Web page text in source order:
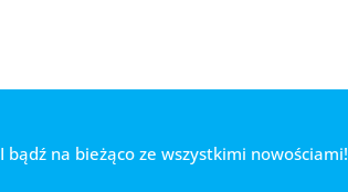
I bądź na bieżąco ze wszystkimi nowościami!